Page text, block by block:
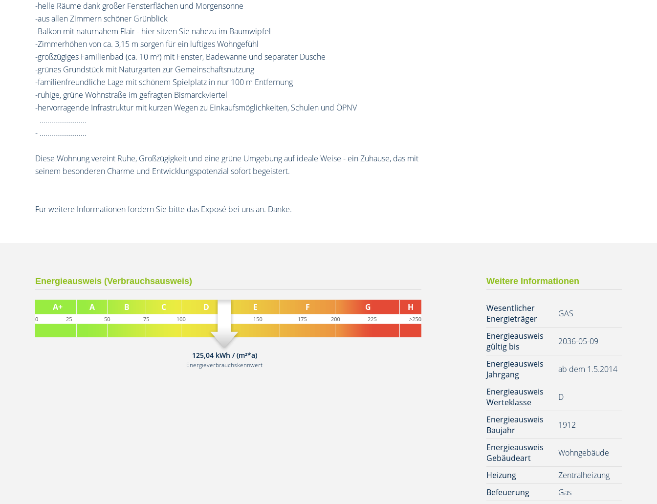
-helle Räume dank großer Fensterflächen und Morgensonne
-aus allen Zimmern schöner Grünblick
-Balkon mit naturnahem Flair - hier sitzen Sie nahezu im Baumwipfel
-Zimmerhöhen von ca. 3,15 m sorgen für ein luftiges Wohngefühl
-großzügiges Familienbad (ca. 10 m²) mit Fenster, Badewanne und separater Dusche
-grünes Grundstück mit Naturgarten zur Gemeinschaftsnutzung
-familienfreundliche Lage mit schönem Spielplatz in nur 100 m Entfernung
-ruhige, grüne Wohnstraße im gefragten Bismarckviertel
-hervorragende Infrastruktur mit kurzen Wegen zu Einkaufsmöglichkeiten, Schulen und ÖPNV
- ........................
- ........................
Diese Wohnung vereint Ruhe, Großzügigkeit und eine grüne Umgebung auf ideale Weise - ein Zuhause, das mit
seinem besonderen Charme und Entwicklungspotenzial sofort begeistert.
Für weitere Informationen fordern Sie bitte das Exposé bei uns an. Danke.
Energieausweis (Verbrauchsausweis)
125,04 kWh / (m²*a)
Energieverbrauchskennwert
Weitere Informationen
Wesentlicher
Energieträger
GAS
Energieausweis
gültig bis
2036-05-09
Energieausweis
Jahrgang
ab dem 1.5.2014
Energieausweis
Werteklasse
D
Energieausweis
Baujahr
1912
Energieausweis
Gebäudeart
Wohngebäude
Heizung
Zentralheizung
Befeuerung
Gas